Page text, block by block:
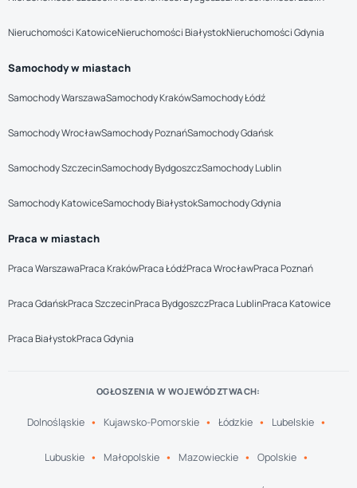
Nieruchomości KatowiceNieruchomości BiałystokNieruchomości Gdynia
Samochody w miastach
Samochody WarszawaSamochody KrakówSamochody Łódź
Samochody WrocławSamochody PoznańSamochody Gdańsk
Samochody SzczecinSamochody BydgoszczSamochody Lublin
Samochody KatowiceSamochody BiałystokSamochody Gdynia
Praca w miastach
Praca WarszawaPraca KrakówPraca ŁódźPraca WrocławPraca Poznań
Praca GdańskPraca SzczecinPraca BydgoszczPraca LublinPraca Katowice
Praca BiałystokPraca Gdynia
OGŁOSZENIA W WOJEWÓDZTWACH:
Dolnośląskie Kujawsko-Pomorskie Łódzkie Lubelskie
Lubuskie Małopolskie Mazowieckie Opolskie